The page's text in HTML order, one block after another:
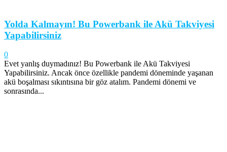
Yolda Kalmayın! Bu Powerbank ile Akü Takviyesi
Yapabilirsiniz
0
Evet yanlış duymadınız! Bu Powerbank ile Akü Takviyesi
Yapabilirsiniz. Ancak önce özellikle pandemi döneminde yaşanan
akü boşalması sıkıntısına bir göz atalım. Pandemi dönemi ve
sonrasında...